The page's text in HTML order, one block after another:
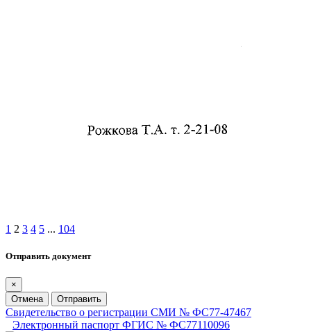
1 2 3 4 5 ... 104
Отправить документ
×
Отмена
Отправить
Свидетельство о регистрации СМИ № ФС77-47467
Электронный паспорт ФГИС № ФС77110096